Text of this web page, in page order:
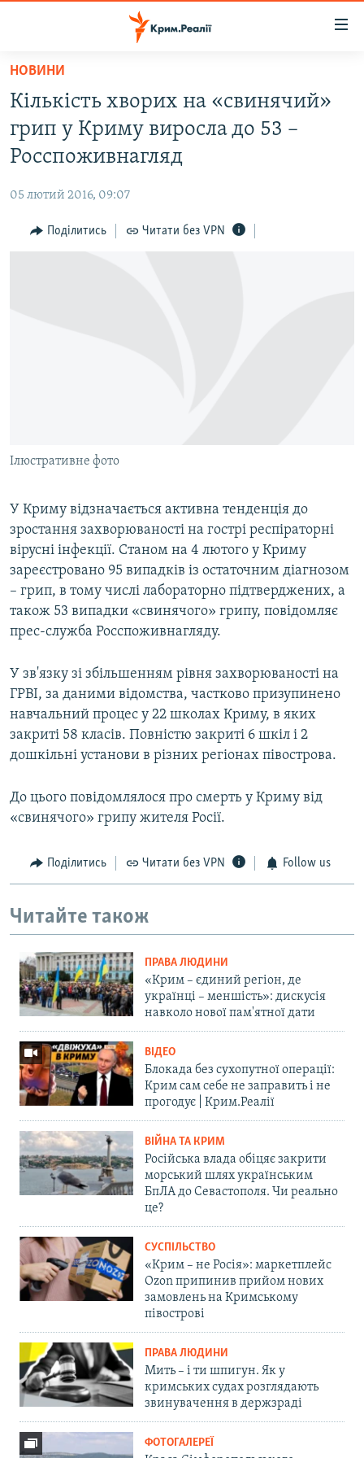
Перейти
основного
матеріалу
Перейти
до
основної
Перейти
до
ВІДЕО ТА ФОТО
БЛОГИ
ПОГЛЯД
ІНФОГРАФІКА
ДОЛУЧАЙСЯ!
Усі сайти RFE/RL
НОВИНИ
Кількість хворих на «свинячий»
грип у Криму виросла до 53 –
Росспоживнагляд
05 лютий 2016, 09:07
Поділитись Читати без VPN
Ілюстративне фото
У Криму відзначається активна тенденція до
зростання захворюваності на гострі респіраторні
вірусні інфекції. Станом на 4 лютого у Криму
зареєстровано 95 випадків із остаточним діагнозом
– грип, в тому числі лабораторно підтверджених, а
також 53 випадки «свинячого» грипу, повідомляє
прес-служба Росспоживнагляду.
У зв'язку зі збільшенням рівня захворюваності на
ГРВІ, за даними відомства, частково призупинено
навчальний процес у 22 школах Криму, в яких
закриті 58 класів. Повністю закриті 6 шкіл і 2
дошкільні установи в різних регіонах півострова.
До цього повідомлялося про смерть у Криму від
«свинячого» грипу жителя Росії.
Поділитись Читати без VPN Follow us
Читайте також
ПРАВА ЛЮДИНИ
«Крим – єдиний регіон, де
українці – меншість»: дискусія
навколо нової пам'ятної дати
ВІДЕО
Блокада без сухопутної операції:
Крим сам себе не заправить і не
прогодує | Крим.Реалії
ВІЙНА ТА КРИМ
Російська влада обіцяє закрити
морський шлях українським
БпЛА до Севастополя. Чи реально
це?
СУСПІЛЬСТВО
«Крим – не Росія»: маркетплейс
Ozon припинив прийом нових
замовлень на Кримському
півострові
ПРАВА ЛЮДИНИ
Мить – і ти шпигун. Як у
кримських судах розглядають
звинувачення в держзраді
ФОТОГАЛЕРЕЇ